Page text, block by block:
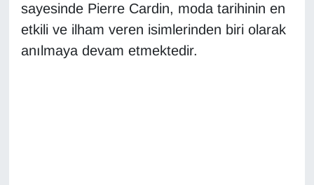
sayesinde Pierre Cardin, moda tarihinin en
etkili ve ilham veren isimlerinden biri olarak
anılmaya devam etmektedir.